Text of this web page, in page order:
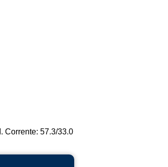
Corrente: 57.3/33.0